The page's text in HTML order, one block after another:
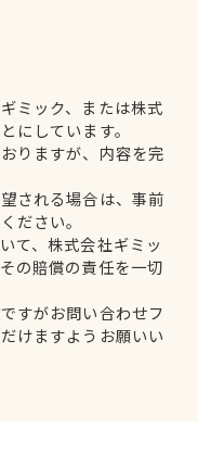
ミック、または株式
にしています。
りますが、内容を完
される場合は、事前
ださい。
て、株式会社ギミッ
の賠償の責任を一切
すがお問い合わせフ
けますようお願いい